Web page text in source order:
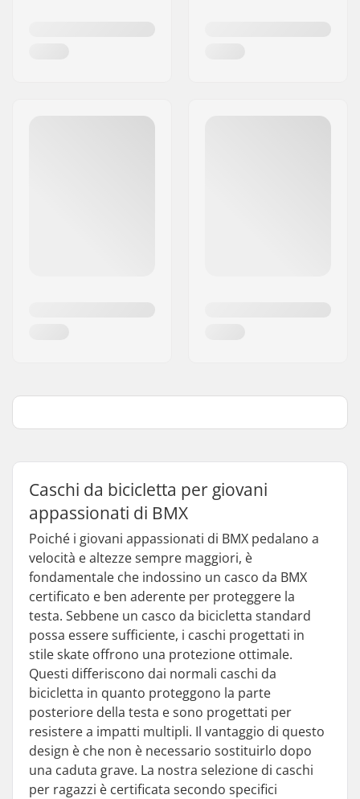
Caschi da bicicletta per giovani
appassionati di BMX
Poiché i giovani appassionati di BMX pedalano a
velocità e altezze sempre maggiori, è
fondamentale che indossino un casco da BMX
certificato e ben aderente per proteggere la
testa. Sebbene un casco da bicicletta standard
possa essere sufficiente, i caschi progettati in
stile skate offrono una protezione ottimale.
Questi differiscono dai normali caschi da
bicicletta in quanto proteggono la parte
posteriore della testa e sono progettati per
resistere a impatti multipli. Il vantaggio di questo
design è che non è necessario sostituirlo dopo
una caduta grave. La nostra selezione di caschi
per ragazzi è certificata secondo specifici